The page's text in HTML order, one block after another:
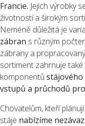
Francie. Jejich výrobky
životností a širokým
Neméně důležitá je
zábran s různým
zábrany a
sortiment zahrnuje
komponentů
vstupů a průchodů
Chovatelům, kteří
stáje nabízíme